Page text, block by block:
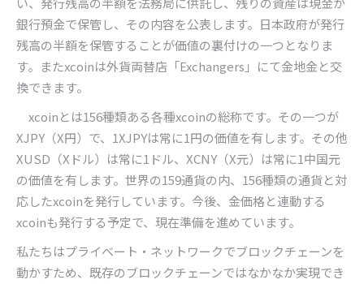
銀行預金で保管し、その内容を公表します。日本政府が発行
残高の半額を保管することが価値の裏付けの一つとなりま
す。またxcoinは外貨両替店「Exchangers 」にて金地金と交
換できます。
xcoinとは156種類ある各種xcoinの総称です。その一つが
XJPY （X円）で、 1XJPYは常に1円の価値を有します。その他
XUSD （X ドル）は常に1 ドル、 XCNY （X元）は常に1中国元
の価値を有します。世界の159通貨の内、 156種類の通貨と対
応したxcoinを発行しています。今後、金価格と連動する
xcoinも発行する予定で、現在準備を進めています。
私たちはプライベート・ネットワークでブロックチェーンを
動かすため、既存のブロックチェーンではなかなか実現でき